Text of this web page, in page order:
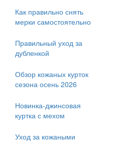
Как правильно снять
мерки самостоятельно
Правильный уход за
дубленкой
Обзор кожаных курток
сезона осень 2026
Новинка-джинсовая
куртка с мехом
Уход за кожаными